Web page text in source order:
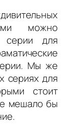
можно
серии для
Мы же
сериях для
стоит
мешало бы